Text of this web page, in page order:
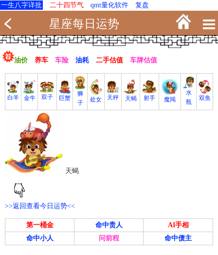
一生八字详批 二十四节气 qmt量化软件 复盘
星座每日运势
油价 养车 车险 油耗 二手估值 车牌估值
白羊 金牛 双子 巨蟹
狮
子
处女 天秤 天蝎 射手 魔羯
水
瓶
双鱼
天蝎
>>返回查看今日运势<<
第一桶金 命中贵人
AI手相
命中小人
问前程 命中债主